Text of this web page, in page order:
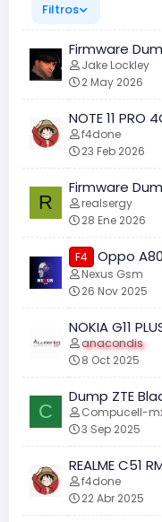
Filtros
Firmware
Jake Lockley
2 May 2026
NOTE 11 PRO
f4done
23 Feb 2026
R
Firmware
realsergy
28 Ene 2026
F4 Oppo
Nexus Gsm
26 Nov 2025
NOKIA G11
anacondis
8 Oct 2025
C
Dump ZTE
Compucell-
3 Sep 2025
REALME C51
f4done
22 Abr 2025